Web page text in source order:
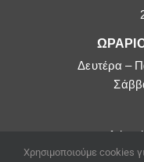
Δευτέρα –
Χρησιμοποιούμε cookies